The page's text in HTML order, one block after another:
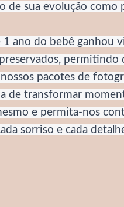
de sua evolução como
ano do bebê ganhou
permitindo
pacotes de
de transformar
e permita-nos
sorriso e cada